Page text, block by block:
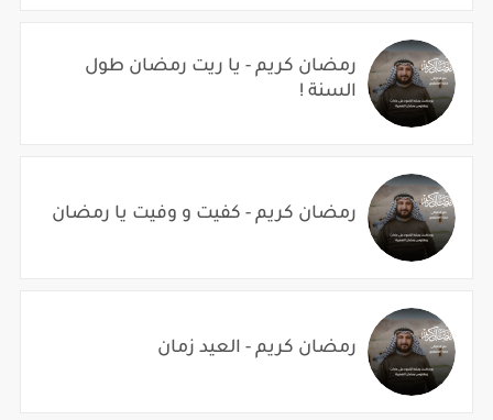
رمضان كريم - يا ريت رمضان طول
السنة !
رمضان كريم - كفيت و وفيت يا رمضان
رمضان كريم - العيد زمان